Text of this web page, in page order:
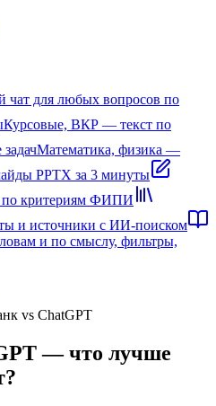
чат для любых вопросов по
Курсовые, ВКР — текст по
Математика, физика —
PPTX за 3 минуты
по критериям ФИПИ
и источники с ИИ-поиском
и по смыслу, фильтры,
vs ChatGPT
— что лучше